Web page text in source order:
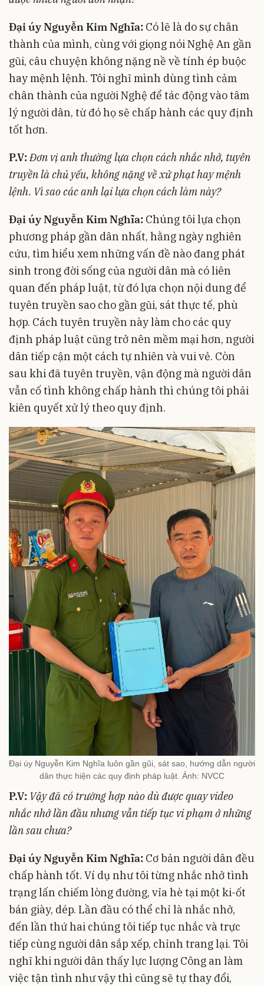
Đại úy Nguyễn Kim Nghĩa: Có lẽ là do sự chân
thành của mình, cùng với giọng nói Nghệ An gần
gũi, câu chuyện không nặng nề về tính ép buộc
hay mệnh lệnh. Tôi nghĩ mình dùng tình cảm
chân thành của người Nghệ để tác động vào tâm
lý người dân, từ đó họ sẽ chấp hành các quy định
tốt hơn.
P.V: Đơn vị anh thường lựa chọn cách nhắc nhở, tuyên
truyền là chủ yếu, không nặng về xử phạt hay mệnh
lệnh. Vì sao các anh lại lựa chọn cách làm này?
Đại úy Nguyễn Kim Nghĩa: Chúng tôi lựa chọn
phương pháp gần dân nhất, hằng ngày nghiên
cứu, tìm hiểu xem những vấn đề nào đang phát
sinh trong đời sống của người dân mà có liên
quan đến pháp luật, từ đó lựa chọn nội dung để
tuyên truyền sao cho gần gũi, sát thực tế, phù
hợp. Cách tuyên truyền này làm cho các quy
định pháp luật cũng trở nên mềm mại hơn, người
dân tiếp cận một cách tự nhiên và vui vẻ. Còn
sau khi đã tuyên truyền, vận động mà người dân
vẫn cố tình không chấp hành thì chúng tôi phải
kiên quyết xử lý theo quy định.
Đại úy Nguyễn Kim Nghĩa luôn gần gũi, sát sao, hướng dẫn người
dân thực hiện các quy định pháp luật. Ảnh: NVCC
P.V: Vậy đã có trường hợp nào dù được quay video
nhắc nhở lần đầu nhưng vẫn tiếp tục vi phạm ở những
lần sau chưa?
Đại úy Nguyễn Kim Nghĩa: Cơ bản người dân đều
chấp hành tốt. Ví dụ như tôi từng nhắc nhở tình
trạng lấn chiếm lòng đường, vỉa hè tại một ki-ốt
bán giày, dép. Lần đầu có thể chỉ là nhắc nhở,
đến lần thứ hai chúng tôi tiếp tục nhắc và trực
tiếp cùng người dân sắp xếp, chỉnh trang lại. Tôi
nghĩ khi người dân thấy lực lượng Công an làm
việc tận tình như vậy thì cũng sẽ tự thay đổi,